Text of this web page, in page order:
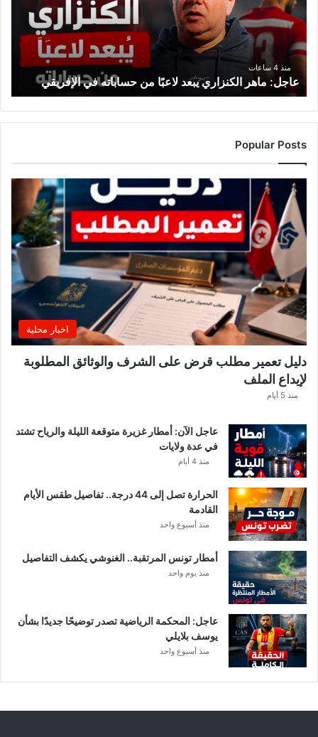
لاعبًا
من
حساباته
في
الإفريقي
منذ 4 ساعات
عاجل: ماهر الكنزاري يبعد لاعبًا من حساباته في الإفريقي
Popular Posts
اخبار محلية
دليل تعمير مطلب قرض على الشرف والوثائق المطلوبة
لإيداع الملف
منذ 5 أيام
عاجل الآن: أمطار غزيرة متوقعة الليلة والرياح تشتد
في عدة ولايات
منذ 4 أيام
الحرارة تصل إلى 44 درجة.. تفاصيل طقس الأيام
القادمة
منذ أسبوع واحد
أمطار تونس المرتقبة.. الغنوشي يكشف التفاصيل
منذ يوم واحد
عاجل: المحكمة الرياضية تصدر توضيحًا جديدًا بشأن
يوسف بلايلي
منذ أسبوع واحد